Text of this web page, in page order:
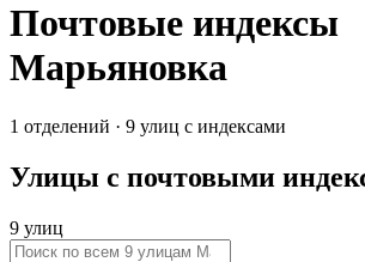
Почтовые индексы
Марьяновка
1 отделений · 9 улиц с индексами
Улицы с почтовыми
9 улиц